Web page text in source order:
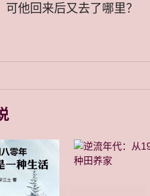
可他回来后又去了哪里？